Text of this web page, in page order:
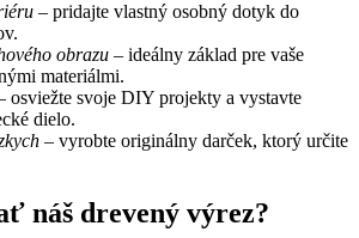
– pridajte vlastný osobný dotyk do
obrazu – ideálny základ pre vaše
materiálmi.
osviežte svoje DIY projekty a vystavte
dielo.
– vyrobte originálny darček, ktorý určite
náš drevený výrez?